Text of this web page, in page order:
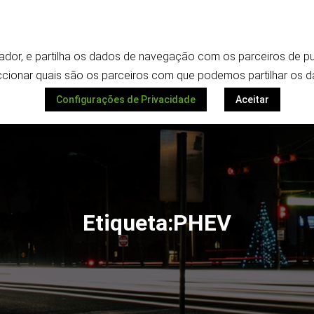
Despoletar
Etiqueta:PHEV
e partilha os dados de navegação com os parceiros de
quais são os parceiros com que podemos partilhar os
Configurações de Privacidade Aceitar